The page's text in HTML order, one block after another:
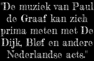
"De muziek van Paul
de Graaf kan zich
prima meten met De
Dijk, Bløf en andere
Nederlandse acts."